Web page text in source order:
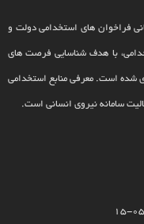
فراخوان های استخدامی دولت و
با هدف شناسایی فرصت های
شده است. معرفی منابع استخدامی
سامانه نیروی انسانی است.